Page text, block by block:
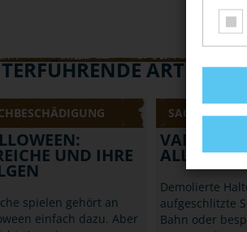
ARTIKEL
UND IHRE
spielen gehört an
einfach dazu. Aber
ALLE AN
Demolierte
aufgeschlitzte
Bahn oder